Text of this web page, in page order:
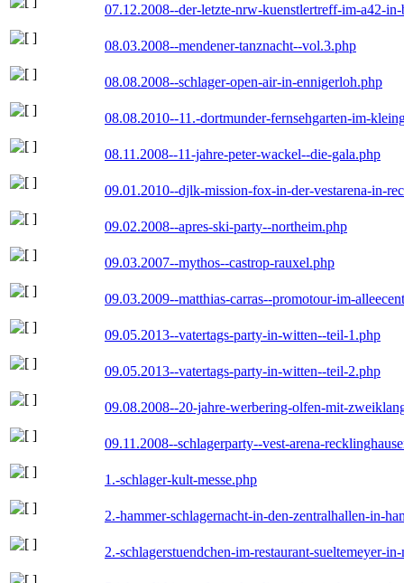
07.12.2008--der-letzte-nrw-kuenstlertreff-im-a42-
08.03.2008--mendener-tanznacht--vol.3.php
08.08.2008--schlager-open-air-in-ennigerloh.php
08.08.2010--11.-dortmunder-fernsehgarten-im-
08.11.2008--11-jahre-peter-wackel--die-gala.php
09.01.2010--djlk-mission-fox-in-der-vestarena-in-
09.02.2008--apres-ski-party--northeim.php
09.03.2007--mythos--castrop-rauxel.php
09.03.2009--matthias-carras--promotour-im-
09.05.2013--vatertags-party-in-witten--teil-1.php
09.05.2013--vatertags-party-in-witten--teil-2.php
09.08.2008--20-jahre-werbering-olfen-mit-
09.11.2008--schlagerparty--vest-arena-
1.-schlager-kult-messe.php
2.-hammer-schlagernacht-in-den-zentralhallen-in-
2.-schlagerstuendchen-im-restaurant-sueltemeyer-